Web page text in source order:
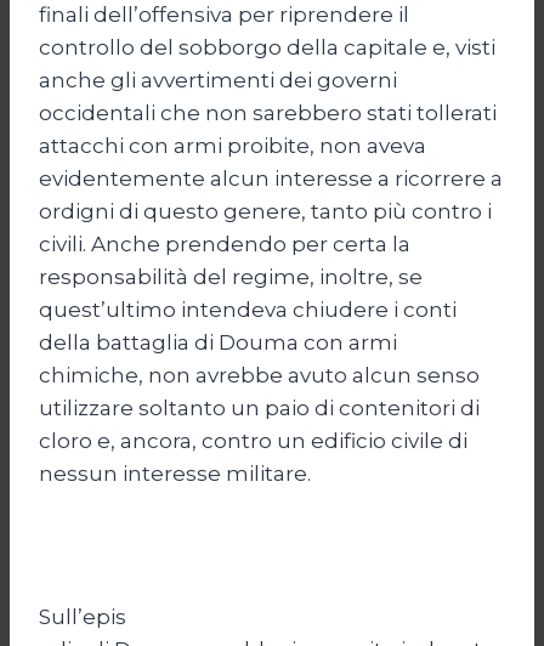
finali dell’offensiva per riprendere il
controllo del sobborgo della capitale e, visti
anche gli avvertimenti dei governi
occidentali che non sarebbero stati tollerati
attacchi con armi proibite, non aveva
evidentemente alcun interesse a ricorrere a
ordigni di questo genere, tanto più contro i
civili. Anche prendendo per certa la
responsabilità del regime, inoltre, se
quest’ultimo intendeva chiudere i conti
della battaglia di Douma con armi
chimiche, non avrebbe avuto alcun senso
utilizzare soltanto un paio di contenitori di
cloro e, ancora, contro un edificio civile di
nessun interesse militare.
Sull’epis